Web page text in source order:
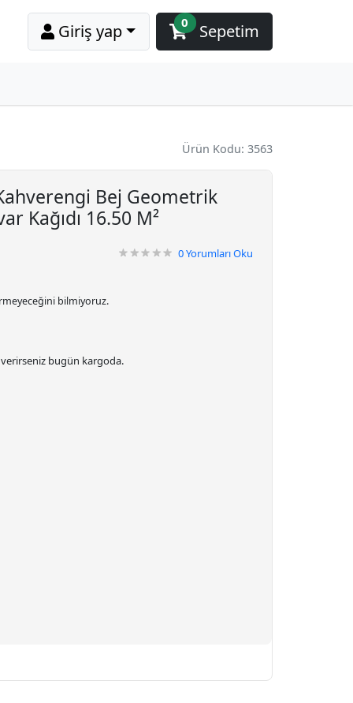
Giriş yap Sepetim
0
Ürün Kodu: 3563
Bej Geometrik
Kağıdı 16.50 M²
0Yorumları Oku
bilmiyoruz.
bugün kargoda.